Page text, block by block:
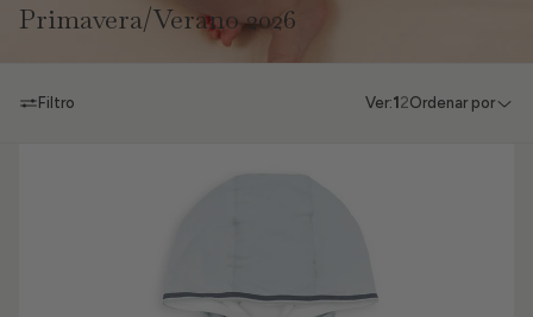
Primavera/Verano 2026
Filtro Ver:1 2Ordenar por